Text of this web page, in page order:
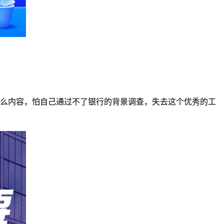
内容，怕自己通过不了银行的背景调查，失去这个优秀的工